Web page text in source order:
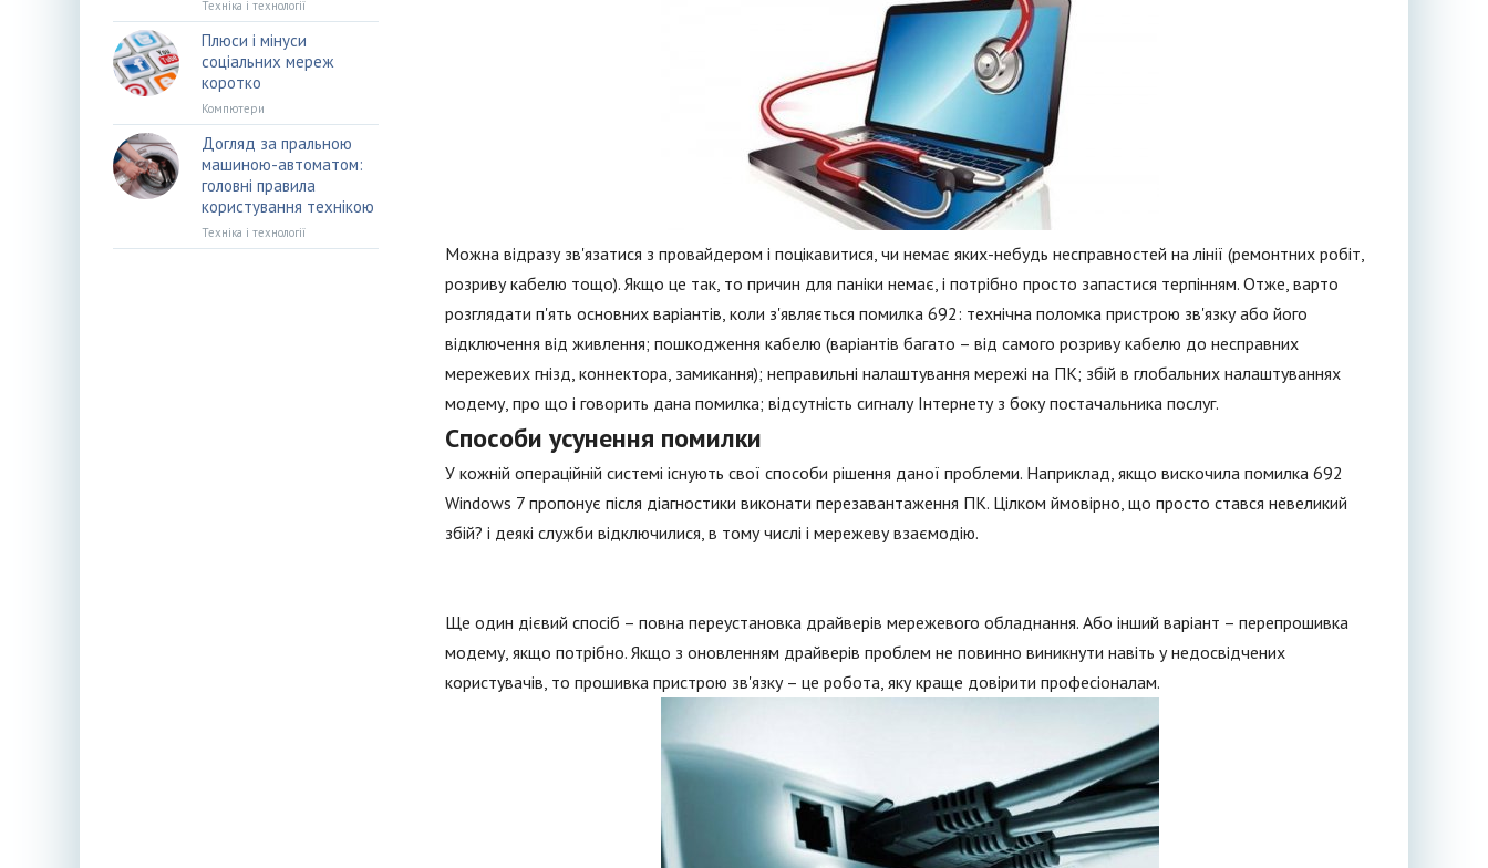
Можна відразу зв'язатися з провайдером і поцікавитися, чи немає яких-небудь несправностей на лінії (ремонтних робіт,
розриву кабелю тощо). Якщо це так, то причин для паніки немає, і потрібно просто запастися терпінням. Отже, варто
розглядати п'ять основних варіантів, коли з'являється помилка 692: технічна поломка пристрою зв'язку або його
відключення від живлення; пошкодження кабелю (варіантів багато – від самого розриву кабелю до несправних
мережевих гнізд, коннектора, замикання); неправильні налаштування мережі на ПК; збій в глобальних налаштуваннях
модему, про що і говорить дана помилка; відсутність сигналу Інтернету з боку постачальника послуг.
Способи усунення помилки
У кожній операційній системі існують свої способи рішення даної проблеми. Наприклад, якщо вискочила помилка 692
Windows 7 пропонує після діагностики виконати перезавантаження ПК. Цілком ймовірно, що просто стався невеликий
збій? і деякі служби відключилися, в тому числі і мережеву взаємодію.
Ще один дієвий спосіб – повна переустановка драйверів мережевого обладнання. Або інший варіант – перепрошивка
модему, якщо потрібно. Якщо з оновленням драйверів проблем не повинно виникнути навіть у недосвідчених
користувачів, то прошивка пристрою зв'язку – це робота, яку краще довірити професіоналам.
Техніка і технології
Плюси і мінуси
соціальних мереж
коротко
Компютери
Догляд за пральною
машиною-автоматом:
головні правила
користування технікою
Техніка і технології